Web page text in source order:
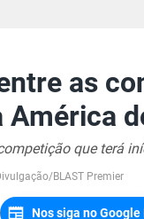
as
América
que terá
BLAST Premier
Nos siga no Google